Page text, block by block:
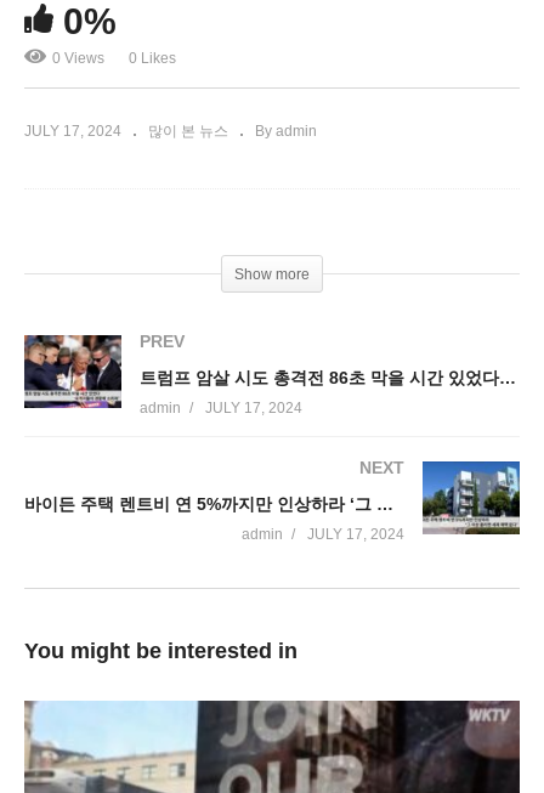
0%
0 Views 0 Likes
JULY 17, 2024 많이 본 뉴스 By admin
Show more
PREV
트럼프 암살 시도 총격전 86초 막을 시간 있었다 ‘목격자들이 경찰에 소리쳐’
admin JULY 17, 2024
NEXT
바이든 주택 렌트비 연 5%까지만 인상하라 ‘그 이상 올리면 세제 혜택 없다’
admin JULY 17, 2024
You might be interested in